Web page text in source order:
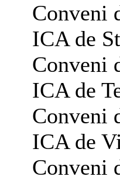
Conveni
ICA de
Conveni
ICA de
Conveni
ICA de
Conveni